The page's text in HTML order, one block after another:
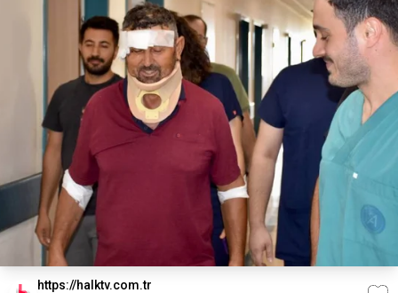
https://halktv.com.tr